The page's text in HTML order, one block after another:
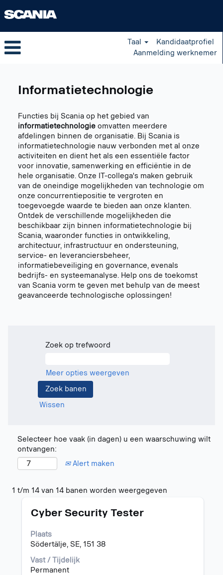
Taal
Kandidaatprofiel
Aanmelding werknemer
NLInformatietechnologie
Functies bij Scania op het gebied van
informatietechnologie omvatten meerdere
afdelingen binnen de organisatie. Bij Scania is
informatietechnologie nauw verbonden met al onze
activiteiten en dient het als een essentiële factor
voor innovatie, samenwerking en efficiëntie in de
hele organisatie. Onze IT-collega's maken gebruik
van de oneindige mogelijkheden van technologie om
onze concurrentiepositie te vergroten en
toegevoegde waarde te bieden aan onze klanten.
Ontdek de verschillende mogelijkheden die
beschikbaar zijn binnen informatietechnologie bij
Scania, waaronder functies in ontwikkeling,
architectuur, infrastructuur en ondersteuning,
service- en leveranciersbeheer,
informatiebeveiliging en governance, evenals
bedrijfs- en systeemanalyse. Help ons de toekomst
van Scania vorm te geven met behulp van de meest
geavanceerde technologische oplossingen!
Zoek op trefwoord
Meer opties weergeven
Wissen
Selecteer hoe vaak (in dagen) u een waarschuwing wilt
ontvangen:
Alert maken
1 t/m 14 van 14 banen worden weergegeven
Titel
Cyber Security Tester
Plaats
Södertälje, SE, 151 38
Vast / Tijdelijk
Permanent
Selecteer
deze
spatiebalk
om
volledige
inhoud